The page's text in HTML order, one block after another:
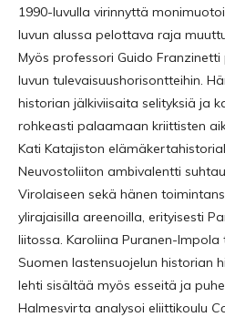
1990-luvulla virinnyttä
luvun alussa pelottava raja
Myös professori Guido
luvun tulevaisuushorisontteihin.
historian jälkiviisaita selityksiä ja
rohkeasti palaamaan kriittisten
Kati Katajiston
Neuvostoliiton ambivalentti
Virolaiseen sekä hänen
ylirajaisilla areenoilla, erityisesti
liitossa. Karoliina Puranen-
Suomen lastensuojelun historian
lehti sisältää myös esseitä ja
Halmesvirta analysoi eliittikoulu